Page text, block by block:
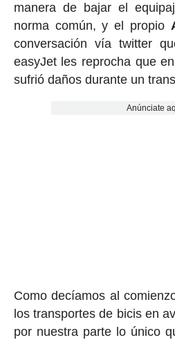
manera de bajar el
norma común, y el propio
conversación vía twitter
easyJet les reprocha que
sufrió daños durante un
Anúnciate
Como decíamos al
los transportes de bicis en
por nuestra parte lo único